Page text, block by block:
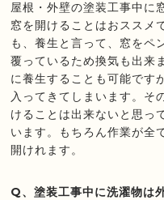
屋根・外壁の塗装工事中に
窓を開けることはおススメ
も、養生と言って、窓をペ
覆っているため換気も出来
に養生することも可能です
入ってきてしまいます。そ
けることは出来ないと思っ
います。もちろん作業が全
開けれます。
Q、塗装工事中に洗濯物は